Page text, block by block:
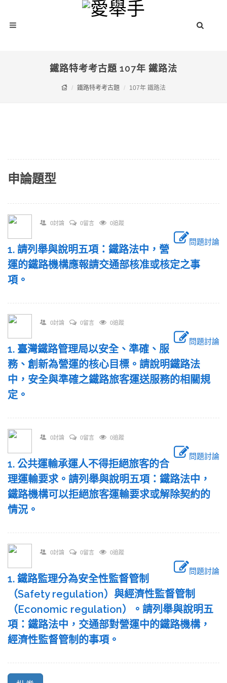
鐵路特考考古題 107年 鐵路法
鐵路特考考古題 107年 鐵路法
申論題型
0討論 0留言 0追蹤
問題討論
1. 請列舉與說明五項：鐵路法中，營
運的鐵路機構應報請交通部核准或核定之事
項。
0討論 0留言 0追蹤
問題討論
1. 臺灣鐵路管理局以安全、準確、服
務、創新為營運的核心目標。請說明鐵路法
中，安全與準確之鐵路旅客運送服務的相關規
定。
0討論 0留言 0追蹤
問題討論
1. 公共運輸承運人不得拒絕旅客的合
理運輸要求。請列舉與說明五項：鐵路法中，
鐵路機構可以拒絕旅客運輸要求或解除契約的
情況。
0討論 0留言 0追蹤
問題討論
1. 鐵路監理分為安全性監督管制
（Safety regulation）與經濟性監督管制
（Economic regulation）。請列舉與說明五
項：鐵路法中，交通部對營運中的鐵路機構，
經濟性監督管制的事項。